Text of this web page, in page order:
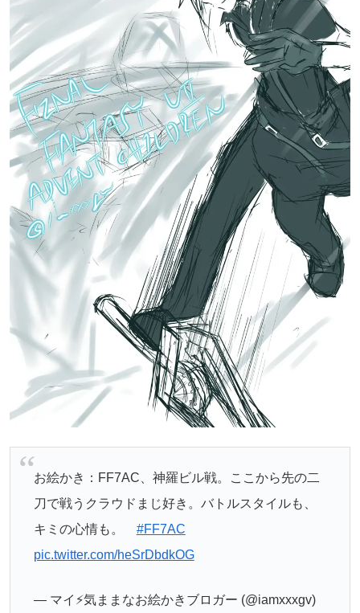
お絵かき：FF7AC、神羅ビル戦。ここから先の二
刀で戦うクラウドまじ好き。バトルスタイルも、
キミの心情も。 #FF7AC
pic.twitter.com/heSrDbdkOG
— マイ⚡️気ままなお絵かきブロガー (@iamxxxgv)